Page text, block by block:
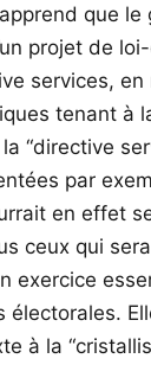
que le
projet de
services, en
tenant à
“directive
par
en effet
ceux qui
exercice
électorales.
à la